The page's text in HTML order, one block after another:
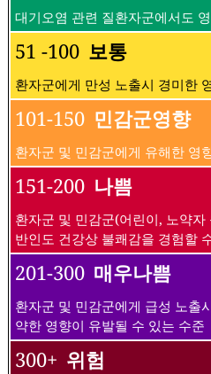
대기오염 관련 질환자군에서도
51 -100 보통
환자군에게 만성 노출시 경미한
101-150 민감군영향
환자군 및 민감군에게 유해한 영
151-200 나쁨
환자군 및 민감군(어린이, 노약
반인도 건강상 불쾌감을 경험할
201-300 매우나쁨
환자군 및 민감군에게 급성 노출
약한 영향이 유발될 수 있는 수준
300+ 위험